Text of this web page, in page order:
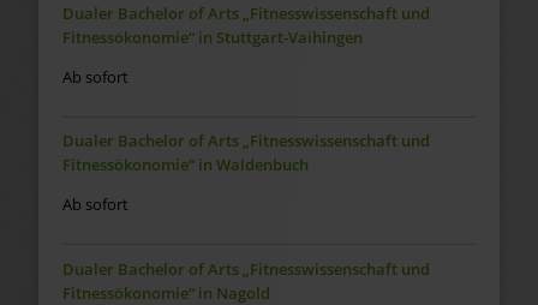
Dualer Bachelor of Arts „Fitnesswissenschaft und
Fitnessökonomie“ in Stuttgart-Vaihingen
Ab sofort
Dualer Bachelor of Arts „Fitnesswissenschaft und
Fitnessökonomie“ in Waldenbuch
Ab sofort
Dualer Bachelor of Arts „Fitnesswissenschaft und
Fitnessökonomie“ in Nagold